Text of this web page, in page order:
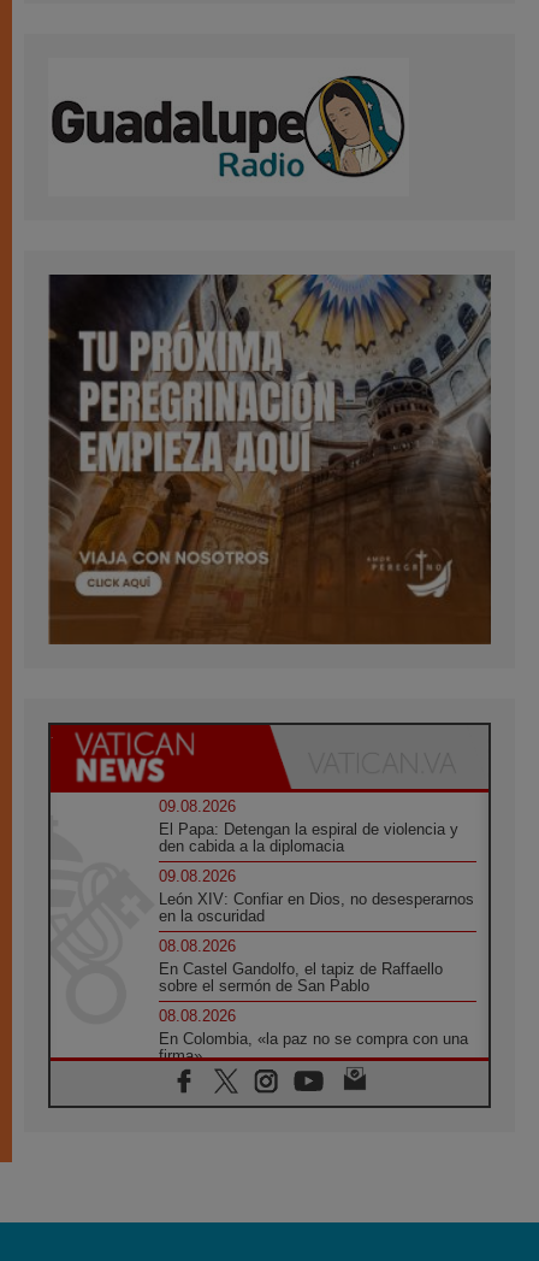
09.08.2026
El Papa: Detengan la espiral de violencia y
den cabida a la diplomacia
09.08.2026
León XIV: Confiar en Dios, no desesperarnos
en la oscuridad
08.08.2026
En Castel Gandolfo, el tapiz de Raffaello
sobre el sermón de San Pablo
08.08.2026
En Colombia, «la paz no se compra con una
firma»
08.08.2026
En Venezuela celebraron los 416 años del
08.08.2026